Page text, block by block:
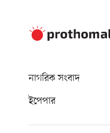
নাগরিক সংবাদ
ইপেপার